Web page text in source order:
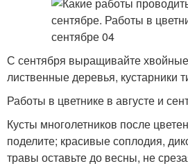
С сентября выращивайте
лиственные деревья, кустарники
Работы в цветнике в августе и
Кусты многолетников после
поделите; красивые соплодия,
травы оставьте до весны, не